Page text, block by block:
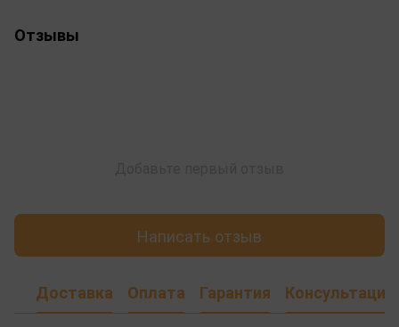
Отзывы
Написать отзыв
Доставка Оплата Гарантия Консультация